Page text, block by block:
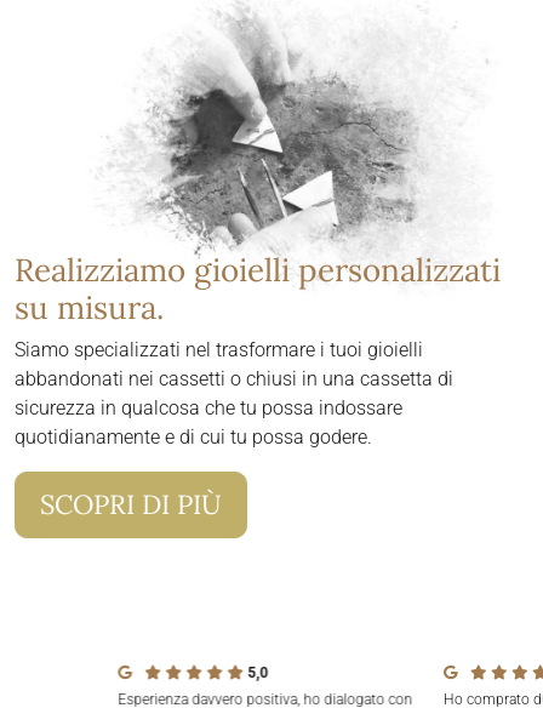
Realizziamo gioielli personalizzati
su misura.
Siamo specializzati nel trasformare i tuoi gioielli
abbandonati nei cassetti o chiusi in una cassetta di
sicurezza in qualcosa che tu possa indossare
quotidianamente e di cui tu possa godere.
SCOPRI DI PIÙ
5,0
Esperienza davvero positiva, ho dialogato con
Ho comprato